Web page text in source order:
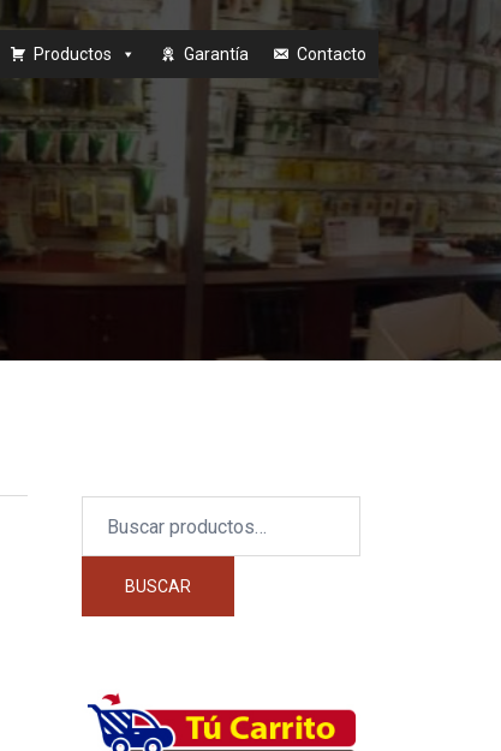
Productos Garantía Contacto
por:
BUSCAR